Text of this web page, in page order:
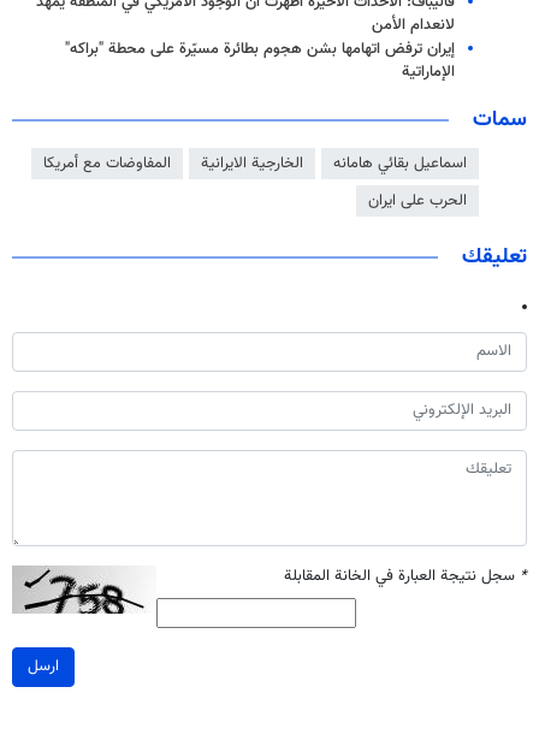
لانعدام الأمن
إيران ترفض اتهامها بشن هجوم بطائرة مسيّرة على محطة "براكه"
الإماراتية
سمات
اسماعيل بقائي هامانه الخارجية الايرانية
المفاوضات مع أمريكا
الحرب على ايران
تعليقك
* سجل نتيجة العبارة في الخانة المقابلة
ارسل